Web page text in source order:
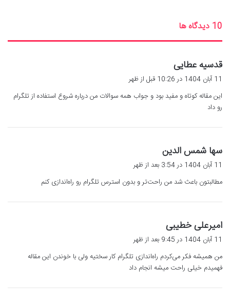
‫10 دیدگاه ها
قدسیه عطایی
ف
:
11 آبان 1404 در 10:26 قبل از ظهر
این مقاله کوتاه و مفید بود و جواب همه سوالات من درباره شروع استفاده از تلگرام
رو داد
سها شمس الدین
ف
ت
:
11 آبان 1404 در 3:54 بعد از ظهر
مطالبتون باعث شد من راحت‌تر و بدون استرس تلگرام رو راه‌اندازی کنم
امیرعلی خطیبی
ف
:
11 آبان 1404 در 9:45 بعد از ظهر
من همیشه فکر می‌کردم راه‌اندازی تلگرام کار سختیه ولی با خوندن این مقاله
فهمیدم خیلی راحت میشه انجام داد